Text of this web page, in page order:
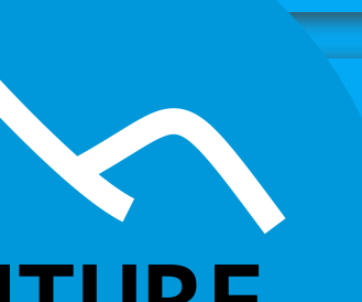
Ballena